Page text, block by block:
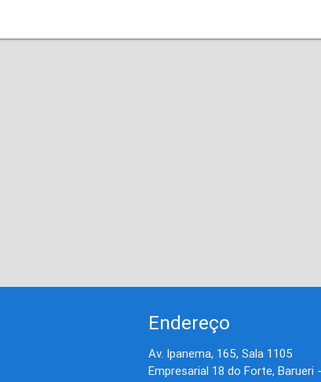
Endereço
Av. Ipanema, 165, Sala 1105
Empresarial 18 do Forte, Barueri